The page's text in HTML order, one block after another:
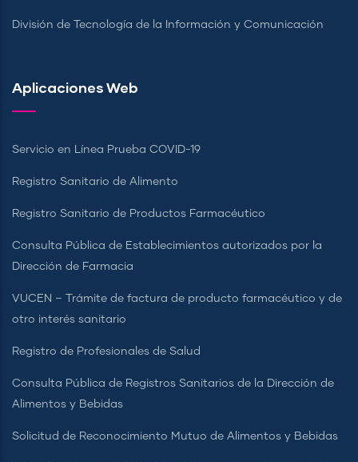
División de Tecnología de la Información y Comunicación
Aplicaciones Web
Servicio en Línea Prueba COVID-19
Registro Sanitario de Alimento
Registro Sanitario de Productos Farmacéutico
Consulta Pública de Establecimientos autorizados por la
Dirección de Farmacia
VUCEN – Trámite de factura de producto farmacéutico y de
otro interés sanitario
Registro de Profesionales de Salud
Consulta Pública de Registros Sanitarios de la Dirección de
Alimentos y Bebidas
Solicitud de Reconocimiento Mutuo de Alimentos y Bebidas